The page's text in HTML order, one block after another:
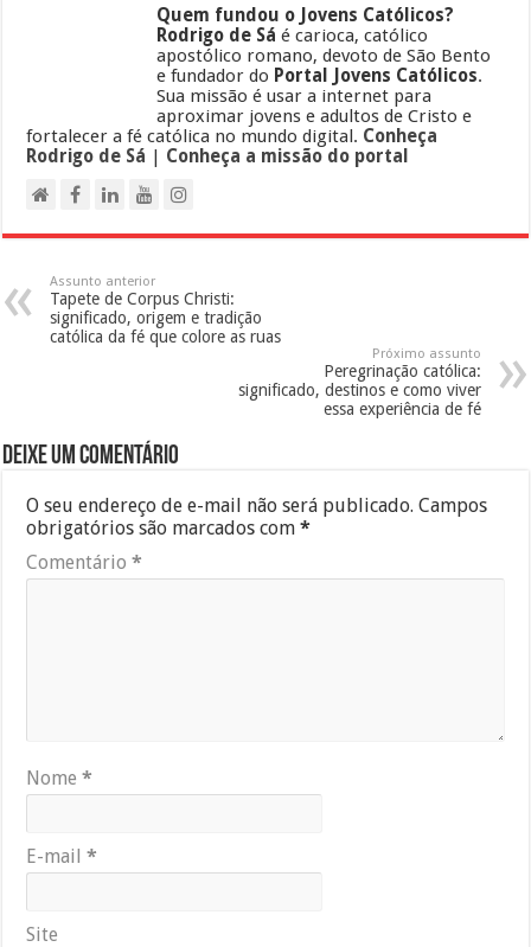
Quem fundou o Jovens Católicos?
Rodrigo de Sá é carioca, católico
apostólico romano, devoto de São Bento
e fundador do Portal Jovens Católicos.
Sua missão é usar a internet para
aproximar jovens e adultos de Cristo e
fortalecer a fé católica no mundo digital. Conheça
Rodrigo de Sá | Conheça a missão do portal
Assunto anterior
Tapete de Corpus Christi:
significado, origem e tradição
católica da fé que colore as ruas
Próximo assunto
Peregrinação católica:
significado, destinos e como viver
essa experiência de fé
Deixe um comentário
O seu endereço de e-mail não será publicado. Campos
obrigatórios são marcados com*
Comentário*
Nome*
E-mail*
Site